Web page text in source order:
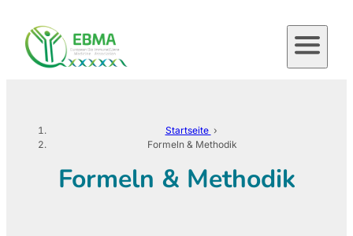
Inhalt
springen
Startseite ›
Formeln & Methodik
Formeln & Methodik